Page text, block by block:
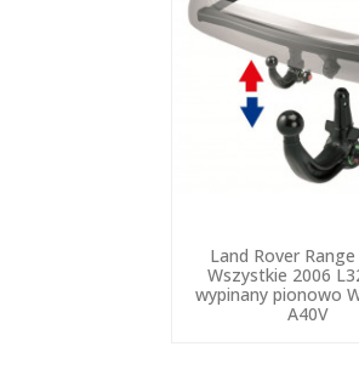
Land Rover
Wszystkie 2006
wypinany pionowo
A40V